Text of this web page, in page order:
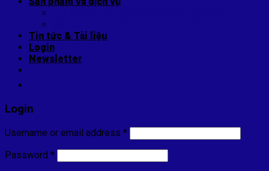
Tin tức & Tài liệu
Login
Newsletter
Login
Username or email address *
Password *